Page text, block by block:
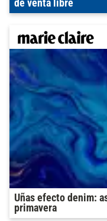
de venta libre
Uñas efecto denim:
primavera